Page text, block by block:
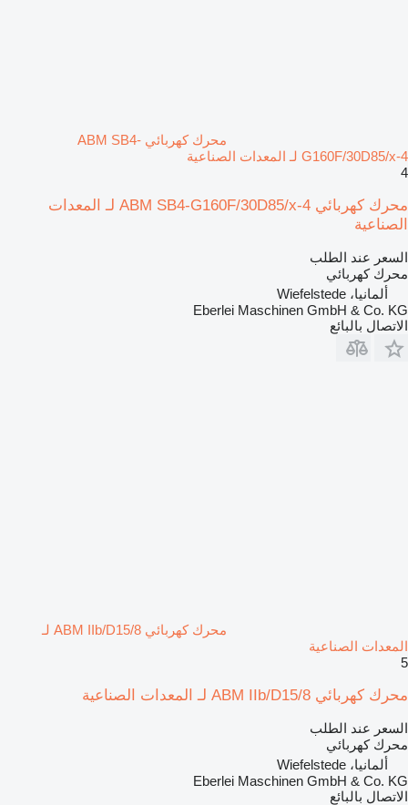
محرك كهربائي ABM SB4-
G160F/30D85/x-4 لـ المعدات الصناعية
4
محرك كهربائي ABM SB4-G160F/30D85/x-4 لـ المعدات
الصناعية
السعر عند الطلب
محرك كهربائي
ألمانيا، Wiefelstede
Eberlei Maschinen GmbH & Co. KG
الاتصال بالبائع
محرك كهربائي ABM IIb/D15/8 لـ
المعدات الصناعية
5
محرك كهربائي ABM IIb/D15/8 لـ المعدات الصناعية
السعر عند الطلب
محرك كهربائي
ألمانيا، Wiefelstede
Eberlei Maschinen GmbH & Co. KG
الاتصال بالبائع